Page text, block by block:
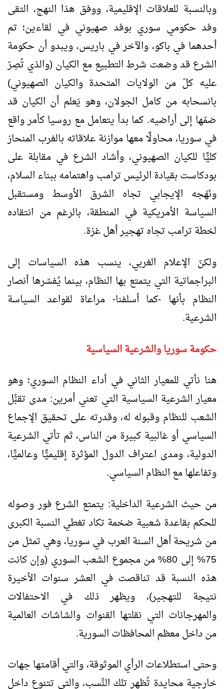
وبالنسبة للعلاقات الإقليمية، ووفق هذا النهج، التقى
وفد حكومي سوري بوفد صهيوني في لقاءين؛ تم
أحدهما في باكو، والآخر في باريس، ويبدو أن حكومة
الشرع قد وضعت شرط التطبيع مع الكيان (والذي تُصِرّ
عليه كلّ من الولايات المتحدة والكيان الصهيوني)
بانسحابه من كامل الجولان، وهو يَعلم أن الكيان قد
ضمّها إلى أراضيه. كما بدأ يتعامل مع روسيا كأمر واقع
في سوريا، محاولًا معها موازنة علاقاته بالغرب المنحاز
كليًّا للكيان الصهيوني، وأشاد الشرع في مقابلة على
بودكاست بقيادة الرئيس ترامب واهتمامه ببناء السلام،
ونَهْجه الإيجابي تجاه الشرق الأوسط ومستقبل
السياسة الأمريكية في المنطقة، بالرغم من انتقاده
لخطة ترامب تجاه تهجير أهل غزة.
ولكنّ الإعلام الغربي، ينسب هذه السياسات إلى
البراجماتية التي يتمتع بها النظام، بينما يُفسّرها أنصار
النظام بأنها -كما أسلفنا- مراعاة لقواعد السياسة
الشرعية.
حكومة سوريا والشرعية السياسية
هنا نأتي للمعيار الثاني في أداء النظام السوري؛ وهو
معيار الشرعية السياسية التي تعني أمرين: مدى تقبُّل
الشعب للنظام وقبوله له، وقدرته على تحقيق الإجماع
السياسي أو غالبية كبيرة من الناس، ثم تأتي الشرعية
الدولية، ومدى اعتراف الدول المؤثرة إقليميًّا وعالميًّا،
وتفاعلها مع النظام السياسي.
من حيث الشرعية الداخلية: يتمتع الشرع فور وصوله
للحكم بقاعدة شعبية ضخمة تكاد تغطي النسبة الكبرى
من شريحة أهل السنة العرب في سوريا، وهي تمثل من
75% إلى 80% من مجموع الشعب السوري (وإن كانت
هذه النسبة قد تناقصت في العشر سنوات الأخيرة
نتيجة للتهجير)، ويظهر ذلك في الاحتفالات
والمهرجانات التي نقلتها القنوات والشاشات العالمية
من داخل معظم المحافظات السورية.
وحتى استطلاعات الرأي الموثوقة، والتي أقامتها جهات
خارجية محايدة تُظهِر تلك النِّسب، والتي تتنوع داخل